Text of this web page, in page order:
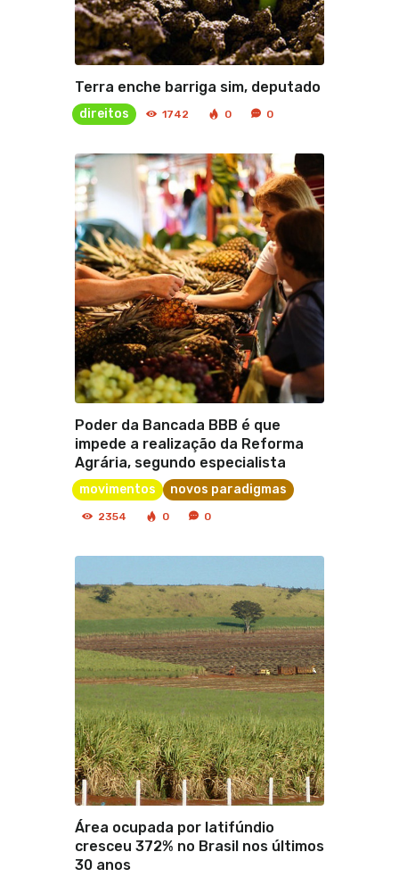
Terra enche barriga sim, deputado
direitos 1742 0 0
Poder da Bancada BBB é que
impede a realização da Reforma
Agrária, segundo especialista
movimentos novos paradigmas
2354 0 0
Área ocupada por latifúndio
cresceu 372% no Brasil nos últimos
30 anos